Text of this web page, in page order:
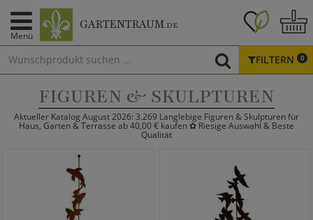
Menü
GARTENTRAUM.DE
FILTERN 0
FIGUREN & SKULPTUREN
Aktueller Katalog August 2026: 3.269 Langlebige Figuren & Skulpturen für
Haus, Garten & Terrasse ab 40,00 € kaufen ✿ Riesige Auswahl & Beste
Qualität